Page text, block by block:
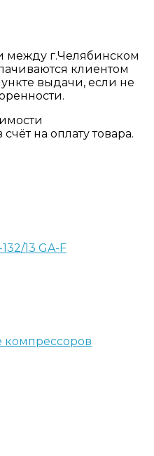
между г.Челябинском
клиентом
выдачи, если не
на оплату товара.
13 GA-F
компрессоров